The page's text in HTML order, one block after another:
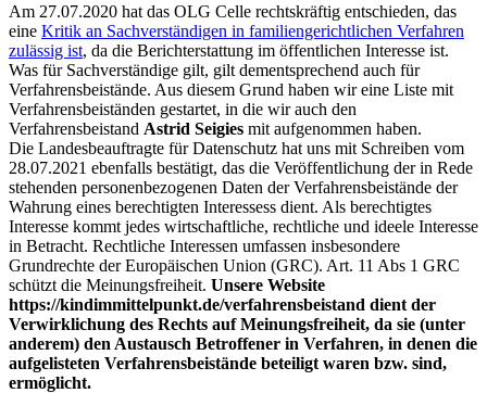
Am 27.07.2020 hat das OLG Celle rechtskräftig entschieden, das
eine Kritik an Sachverständigen in familiengerichtlichen Verfahren
zulässig ist, da die Berichterstattung im öffentlichen Interesse ist.
Was für Sachverständige gilt, gilt dementsprechend auch für
Verfahrensbeistände. Aus diesem Grund haben wir eine Liste mit
Verfahrensbeiständen gestartet, in die wir auch den
Verfahrensbeistand Astrid Seigies mit aufgenommen haben.
Die Landesbeauftragte für Datenschutz hat uns mit Schreiben vom
28.07.2021 ebenfalls bestätigt, das die Veröffentlichung der in Rede
stehenden personenbezogenen Daten der Verfahrensbeistände der
Wahrung eines berechtigten Interessess dient. Als berechtigtes
Interesse kommt jedes wirtschaftliche, rechtliche und ideele Interesse
in Betracht. Rechtliche Interessen umfassen insbesondere
Grundrechte der Europäischen Union (GRC). Art. 11 Abs 1 GRC
schützt die Meinungsfreiheit. Unsere Website
https://kindimmittelpunkt.de/verfahrensbeistand dient der
Verwirklichung des Rechts auf Meinungsfreiheit, da sie (unter
anderem) den Austausch Betroffener in Verfahren, in denen die
aufgelisteten Verfahrensbeistände beteiligt waren bzw. sind,
ermöglicht.